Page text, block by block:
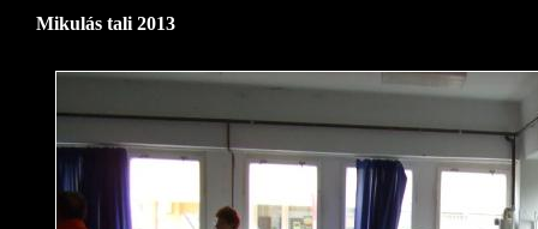
Mikulás tali 2013